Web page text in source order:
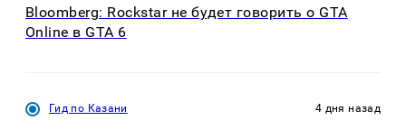
Bloomberg: Rockstar не будет говорить о GTA
Online в GTA 6
Гид по Казани 4 дня назад